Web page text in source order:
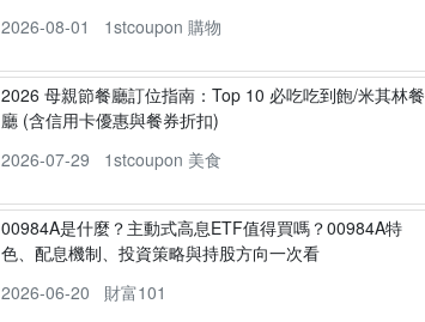
2026-08-01
1stcoupon 購物
2026 母親節餐廳訂位指南：Top 10 必吃吃到飽/米其林餐
廳 (含信用卡優惠與餐券折扣)
2026-07-29
1stcoupon 美食
00984A是什麼？主動式高息ETF值得買嗎？00984A特
色、配息機制、投資策略與持股方向一次看
2026-06-20
財富101